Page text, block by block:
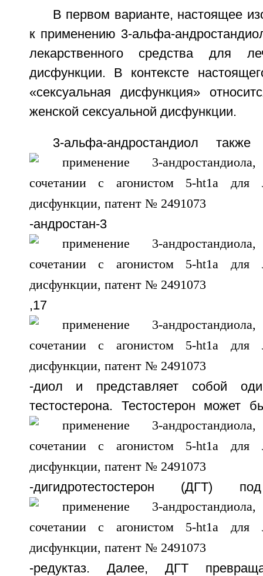
В первом варианте, настоящее
к применению 3-альфа-
лекарственного средства для
дисфункции. В контексте
«сексуальная дисфункция»
женской сексуальной дисфункции.
3-альфа-андростандиол
-андростан-3
,17
-диол и представляет собой
тестостерона. Тестостерон может
-дигидротестостерон (ДГТ)
-редуктаз. Далее, ДГТ